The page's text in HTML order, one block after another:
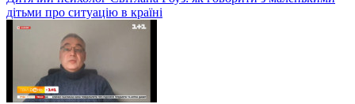
дітьми про ситуацію в країні